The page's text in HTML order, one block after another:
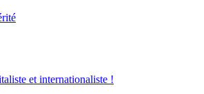
et internationaliste !